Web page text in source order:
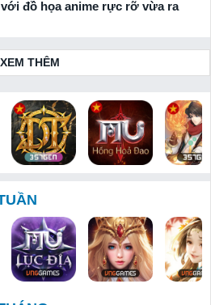
đồ họa anime rực rỡ vừa ra
XEM THÊM